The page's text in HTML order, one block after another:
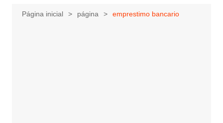
Página inicial página emprestimo bancario